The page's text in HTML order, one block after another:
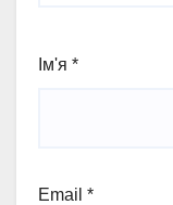
Ім'я *
Email *